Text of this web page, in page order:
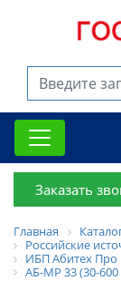
Заказать
Главная
Российские
ИБП Абитех Про
АБ-МР 33 (30-600